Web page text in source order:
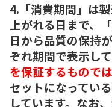
4.「消費期間」は
上がれる日まで、
日から品質の保持
ぞれ期間で表示して
を保証するもので
セットになってい
しています。なお